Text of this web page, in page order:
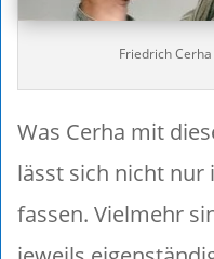
Friedrich
Was Cerha mit
lässt sich nicht nur
fassen. Vielmehr